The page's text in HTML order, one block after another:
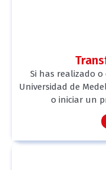
Si has realizado
Universidad de
o iniciar un